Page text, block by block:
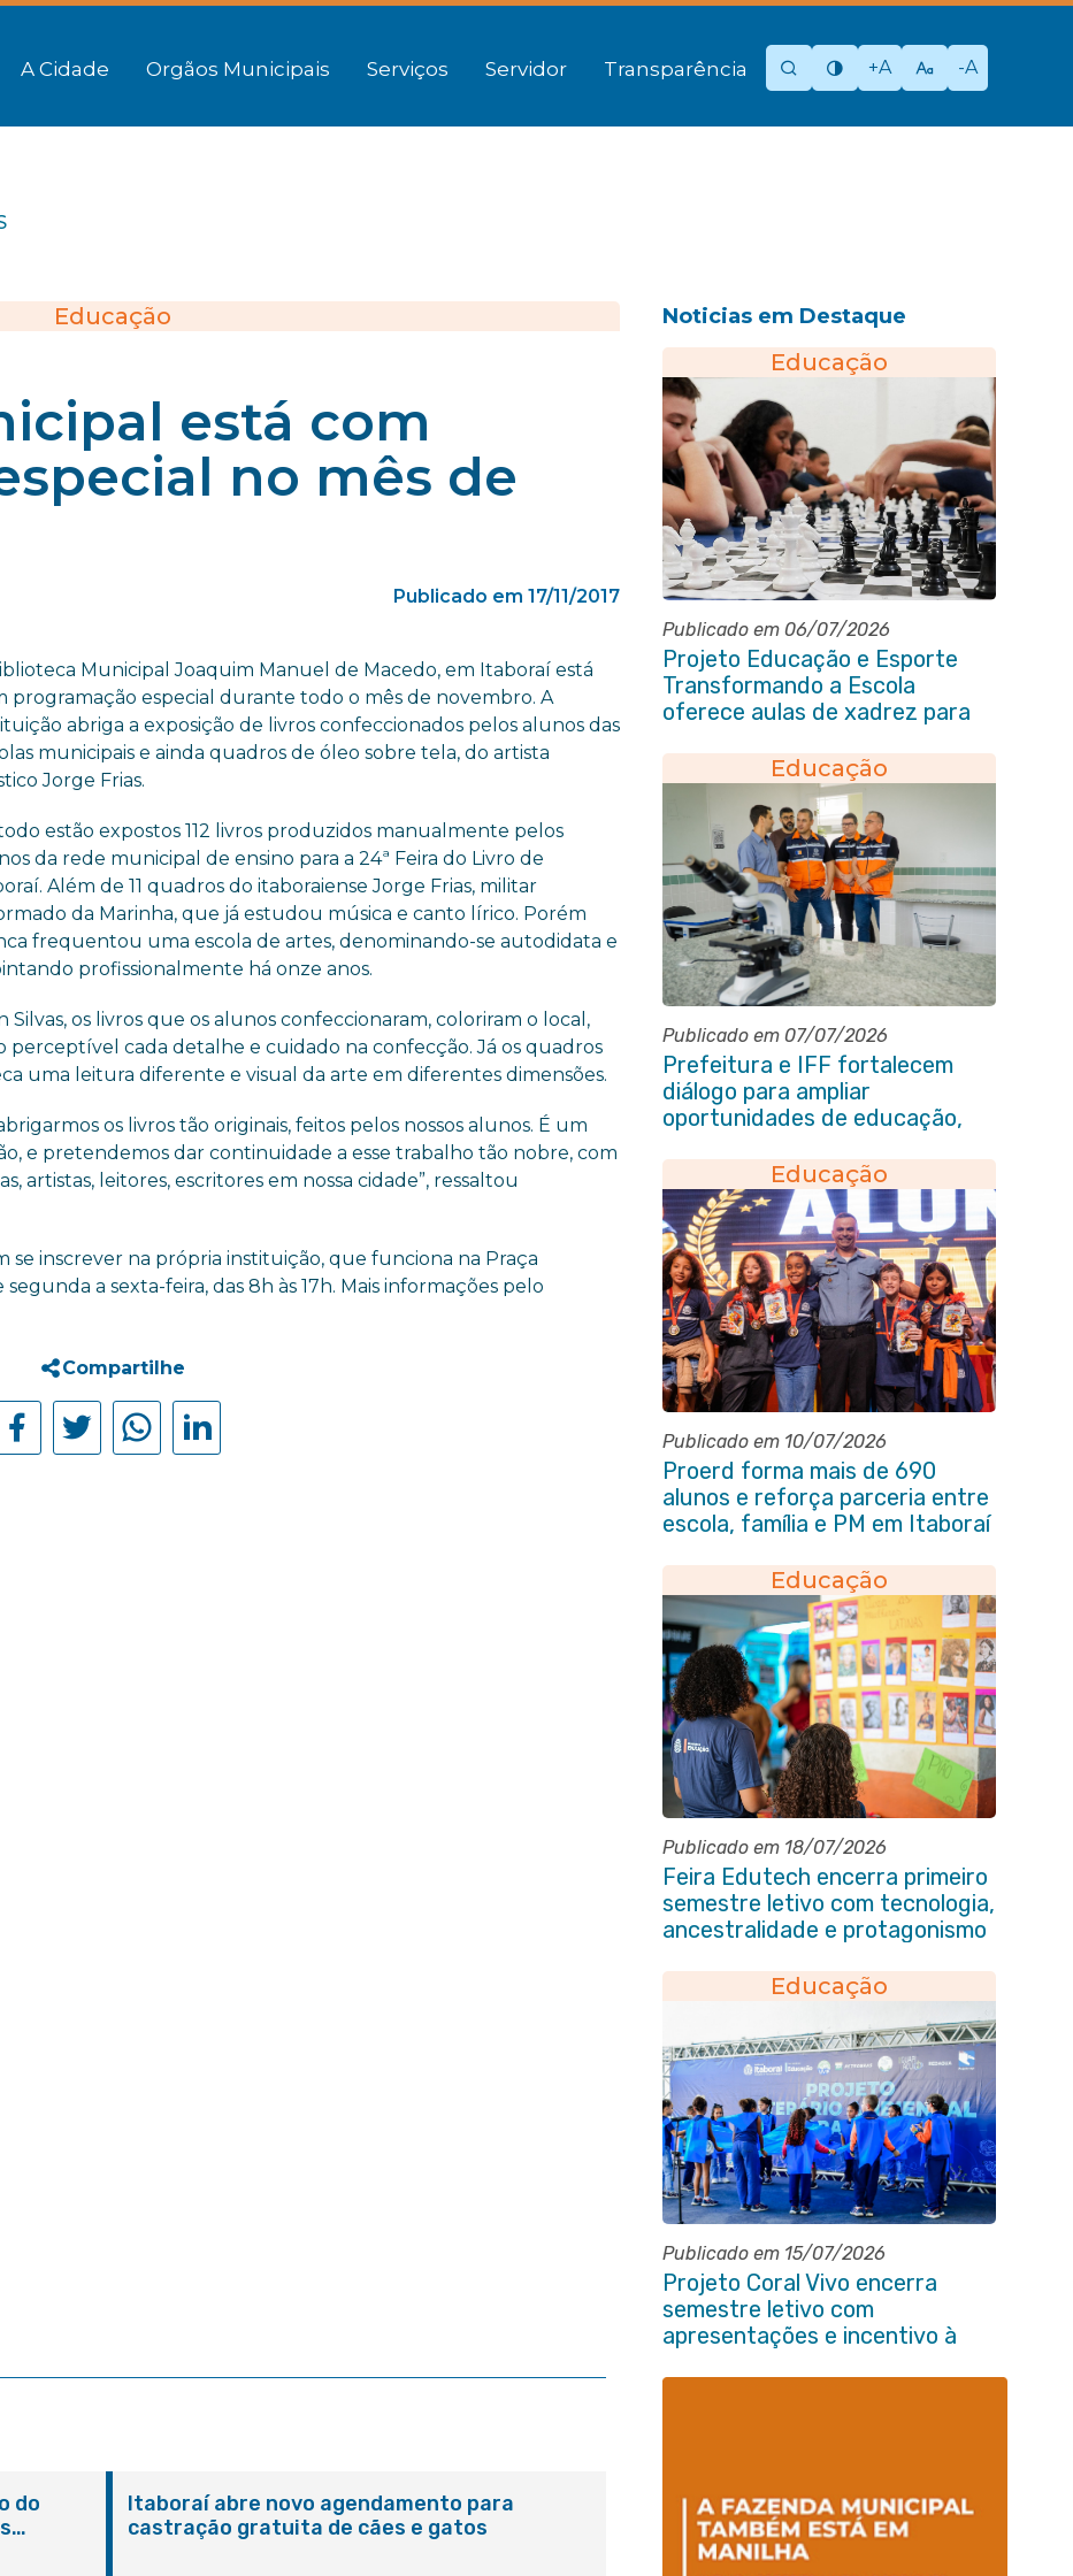
A Cidade Orgãos Municipais Serviços Servidor Transparência +A -A
Educação
está com
no mês de
Publicado em 17/11/2017
Municipal Joaquim Manuel de Macedo, em Itaboraí está
programação especial durante todo o mês de novembro. A
abriga a exposição de livros confeccionados pelos alunos das
municipais e ainda quadros de óleo sobre tela, do artista
Jorge Frias.
estão expostos 112 livros produzidos manualmente pelos
da rede municipal de ensino para a 24ª Feira do Livro de
Além de 11 quadros do itaboraiense Jorge Frias, militar
da Marinha, que já estudou música e canto lírico. Porém
frequentou uma escola de artes, denominando-se autodidata e
profissionalmente há onze anos.
os livros que os alunos confeccionaram, coloriram o local,
perceptível cada detalhe e cuidado na confecção. Já os quadros
uma leitura diferente e visual da arte em diferentes dimensões.
os livros tão originais, feitos pelos nossos alunos. É um
e pretendemos dar continuidade a esse trabalho tão nobre, com
artistas, leitores, escritores em nossa cidade”, ressaltou
se inscrever na própria instituição, que funciona na Praça
a sexta-feira, das 8h às 17h. Mais informações pelo
Compartilhe
Noticias em Destaque
Educação
Publicado em 06/07/2026
Projeto Educação e Esporte
Transformando a Escola
oferece aulas de xadrez para
Educação
Publicado em 07/07/2026
Prefeitura e IFF fortalecem
diálogo para ampliar
oportunidades de educação,
Educação
Publicado em 10/07/2026
Proerd forma mais de 690
alunos e reforça parceria entre
escola, família e PM em Itaboraí
Educação
Publicado em 18/07/2026
Feira Edutech encerra primeiro
semestre letivo com tecnologia,
ancestralidade e protagonismo
Educação
Publicado em 15/07/2026
Projeto Coral Vivo encerra
semestre letivo com
apresentações e incentivo à
Itaboraí
do
Itaboraí abre novo agendamento para
castração gratuita de cães e gatos